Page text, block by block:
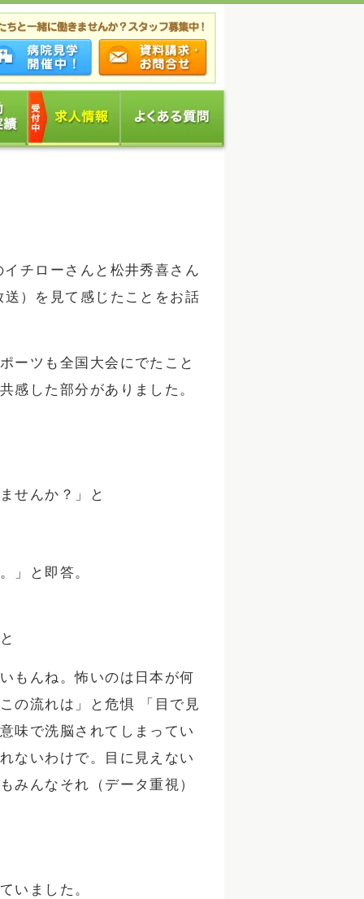
チローさんと松井秀喜さん
）を見て感じたことをお話
ーツも全国大会にでたこと
感した部分がありました。
せんか？」と
」と即答。
もんね。怖いのは日本が何
の流れは」と危惧 「目で見
味で洗脳されてしまってい
ないわけで。目に見えない
みんなそれ（データ重視）
いました。